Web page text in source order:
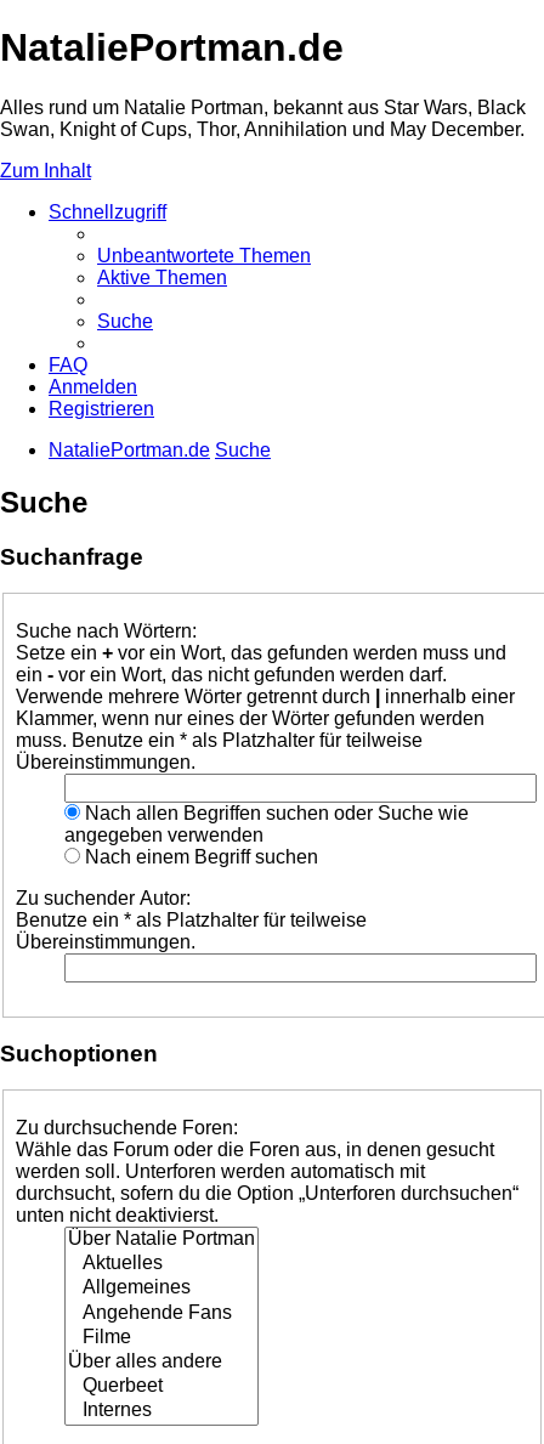
NataliePortman.de
Alles rund um Natalie Portman, bekannt aus Star Wars, Black
Swan, Knight of Cups, Thor, Annihilation und May December.
Zum Inhalt
Schnellzugriff
Unbeantwortete Themen
Aktive Themen
Suche
FAQ
Anmelden
Registrieren
NataliePortman.de Suche
Suche
Suchanfrage
Suche nach Wörtern:
Setze ein + vor ein Wort, das gefunden werden muss und
ein - vor ein Wort, das nicht gefunden werden darf.
Verwende mehrere Wörter getrennt durch
innerhalb einer
Klammer, wenn nur eines der Wörter gefunden werden
muss. Benutze ein * als Platzhalter für teilweise
Übereinstimmungen.
Nach allen Begriffen suchen oder Suche wie
angegeben verwenden
Nach einem Begriff suchen
Zu suchender Autor:
Benutze ein * als Platzhalter für teilweise
Übereinstimmungen.
Suchoptionen
Zu durchsuchende Foren:
Wähle das Forum oder die Foren aus, in denen gesucht
werden soll. Unterforen werden automatisch mit
durchsucht, sofern du die Option „Unterforen durchsuchen“
unten nicht deaktivierst.